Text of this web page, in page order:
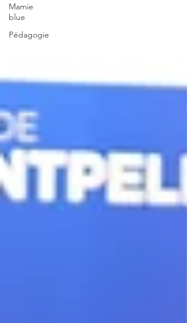
Mamie
blue
Pédagogie